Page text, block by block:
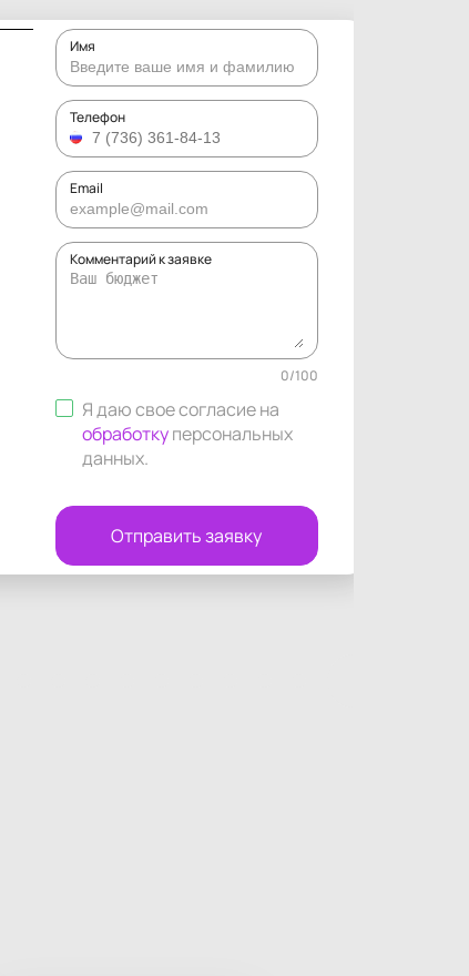
Имя
Телефон
Email
Комментарий к заявке
0/100
Я даю свое согласие на
обработкуперсональных
данных.
Отправить заявку